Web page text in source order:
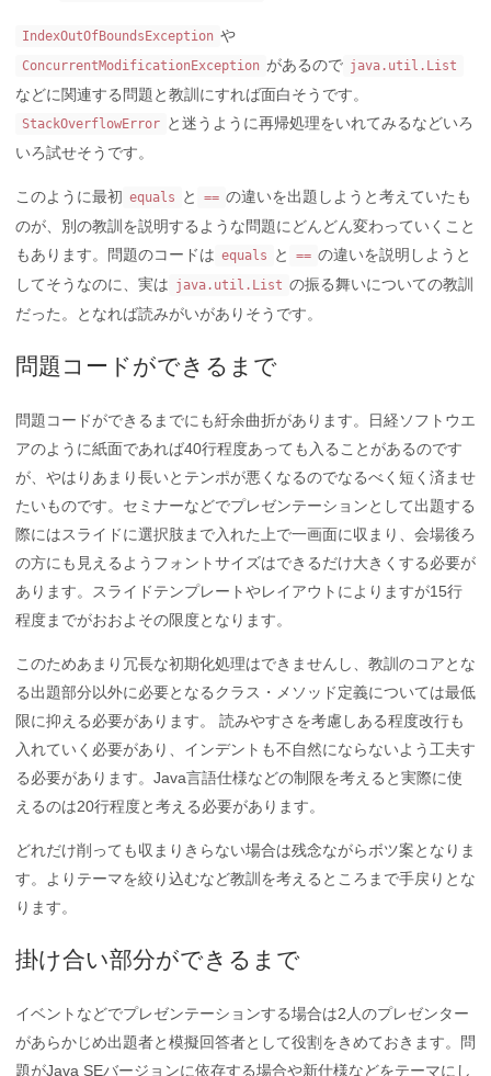
IndexOutOfBoundsException や
ConcurrentModificationException があるので java.util.List
などに関連する問題と教訓にすれば面白そうです。
StackOverflowError と迷うように再帰処理をいれてみるなどいろ
いろ試せそうです。
このように最初 equals と == の違いを出題しようと考えていたも
のが、別の教訓を説明するような問題にどんどん変わっていくこと
もあります。問題のコードは equals と == の違いを説明しようと
してそうなのに、実は java.util.List の振る舞いについての教訓
だった。となれば読みがいがありそうです。
問題コードができるまで
問題コードができるまでにも紆余曲折があります。日経ソフトウエ
アのように紙面であれば40行程度あっても入ることがあるのです
が、やはりあまり長いとテンポが悪くなるのでなるべく短く済ませ
たいものです。セミナーなどでプレゼンテーションとして出題する
際にはスライドに選択肢まで入れた上で一画面に収まり、会場後ろ
の方にも見えるようフォントサイズはできるだけ大きくする必要が
あります。スライドテンプレートやレイアウトによりますが15行
程度までがおおよその限度となります。
このためあまり冗長な初期化処理はできませんし、教訓のコアとな
る出題部分以外に必要となるクラス・メソッド定義については最低
限に抑える必要があります。 読みやすさを考慮しある程度改行も
入れていく必要があり、インデントも不自然にならないよう工夫す
る必要があります。Java言語仕様などの制限を考えると実際に使
えるのは20行程度と考える必要があります。
どれだけ削っても収まりきらない場合は残念ながらボツ案となりま
す。よりテーマを絞り込むなど教訓を考えるところまで手戻りとな
ります。
掛け合い部分ができるまで
イベントなどでプレゼンテーションする場合は2人のプレゼンター
があらかじめ出題者と模擬回答者として役割をきめておきます。問
題がJava SEバージョンに依存する場合や新仕様などをテーマにし